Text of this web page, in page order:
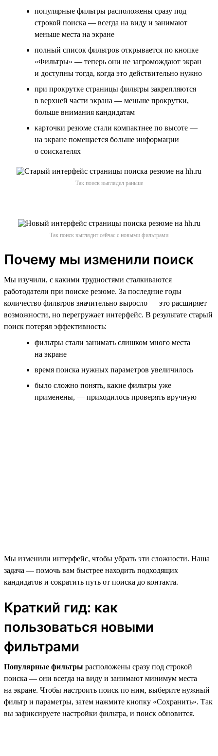
популярные фильтры расположены сразу под
строкой поиска — всегда на виду и занимают
меньше места на экране
полный список фильтров открывается по кнопке
«Фильтры» — теперь они не загромождают экран
и доступны тогда, когда это действительно нужно
при прокрутке страницы фильтры закрепляются
в верхней части экрана — меньше прокрутки,
больше внимания кандидатам
карточки резюме стали компактнее по высоте —
на экране помещается больше информации
о соискателях
Так поиск выглядел раньше
Так поиск выглядит сейчас с новыми фильтрами
Почему мы изменили поиск
Мы изучили, с какими трудностями сталкиваются
работодатели при поиске резюме. За последние годы
количество фильтров значительно выросло — это расширяет
возможности, но перегружает интерфейс. В результате старый
поиск потерял эффективность:
фильтры стали занимать слишком много места
на экране
время поиска нужных параметров увеличилось
было сложно понять, какие фильтры уже
применены, — приходилось проверять вручную
Мы изменили интерфейс, чтобы убрать эти сложности. Наша
задача — помочь вам быстрее находить подходящих
кандидатов и сократить путь от поиска до контакта.
Краткий гид: как
пользоваться новыми
фильтрами
Популярные фильтры расположены сразу под строкой
поиска — они всегда на виду и занимают минимум места
на экране. Чтобы настроить поиск по ним, выберите нужный
фильтр и параметры, затем нажмите кнопку «Сохранить». Так
вы зафиксируете настройки фильтра, и поиск обновится.